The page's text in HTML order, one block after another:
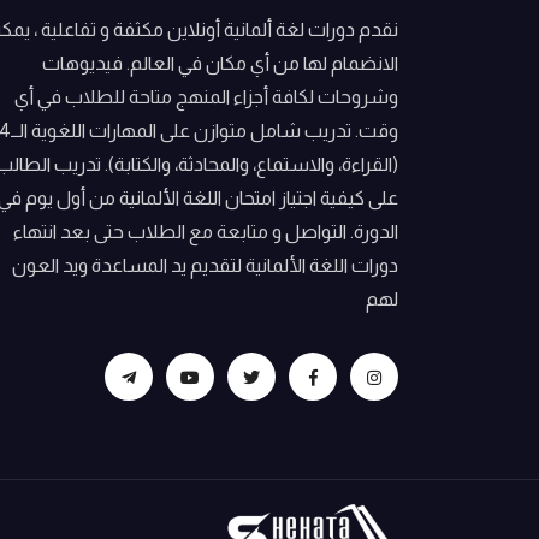
نقدم دورات لغة ألمانية أونلاين مكثفة و تفاعلية ،
الانضمام لها من أي مكان في العالم. فيديوهات
وشروحات لكافة أجزاء المنهج متاحة للطلاب في أي
وقت. تدريب شامل متوازن على المهارات اللغوية الــ4
(القراءة، والاستماع، والمحادثة، والكتابة). تدريب
على كيفية اجتياز امتحان اللغة الألمانية من أول يوم
الدورة. التواصل و متابعة مع الطلاب حتى بعد انتهاء
دورات اللغة الألمانية لتقديم يد المساعدة ويد العون
لهم